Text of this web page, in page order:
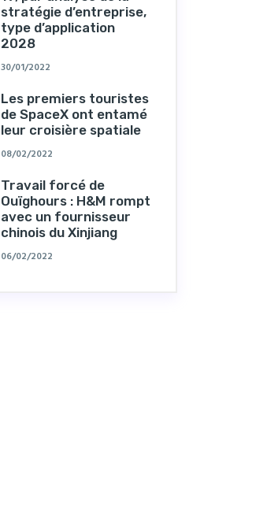
stratégie d’entreprise,
type d’application
2028
30/01/2022
Les premiers touristes
de SpaceX ont entamé
leur croisière spatiale
08/02/2022
Travail forcé de
Ouïghours : H&M rompt
avec un fournisseur
chinois du Xinjiang
06/02/2022